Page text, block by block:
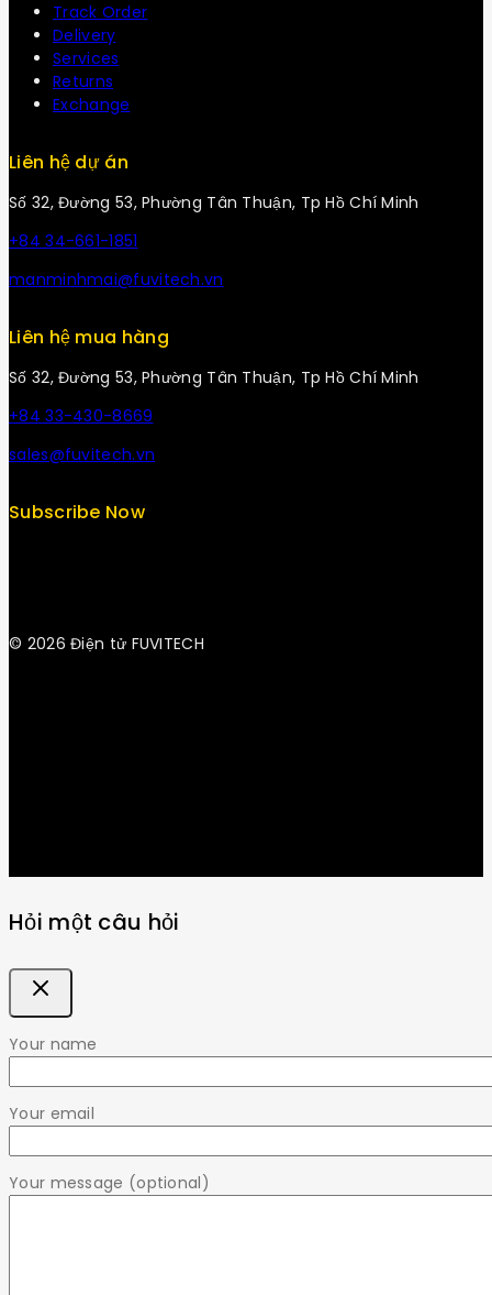
Track Order
Delivery
Services
Returns
Exchange
Liên hệ dự án
Số 32, Đường 53, Phường Tân Thuận, Tp Hồ Chí Minh
+84 34-661-1851
manminhmai@fuvitech.vn
Liên hệ mua hàng
Số 32, Đường 53, Phường Tân Thuận, Tp Hồ Chí Minh
+84 33-430-8669
sales@fuvitech.vn
Subscribe Now
© 2026 Điện tử FUVITECH
Hỏi một câu hỏi
Your name
Your email
Your message (optional)